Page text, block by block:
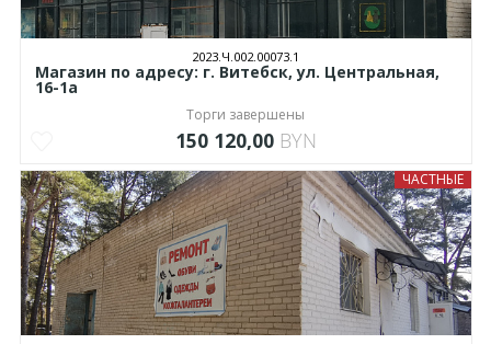
2023.Ч.002.00073.1
Магазин по адресу: г. Витебск, ул. Центральная,
16-1а
Торги завершены
150 120,00 BYN
ЧАСТНЫЕ